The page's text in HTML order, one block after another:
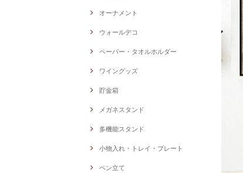
オーナメント
ウォールデコ
ペーパー・タオルホルダー
ワイングッズ
貯金箱
メガネスタンド
多機能スタンド
小物入れ・トレイ・プレート
ペン立て